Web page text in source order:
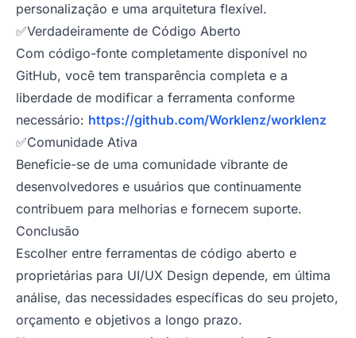
personalização e uma arquitetura flexível.
✅Verdadeiramente de Código Aberto
Com código-fonte completamente disponível no
GitHub, você tem transparência completa e a
liberdade de modificar a ferramenta conforme
necessário: https://github.com/Worklenz/worklenz
✅Comunidade Ativa
Beneficie-se de uma comunidade vibrante de
desenvolvedores e usuários que continuamente
contribuem para melhorias e fornecem suporte.
Conclusão
Escolher entre ferramentas de código aberto e
proprietárias para UI/UX Design depende, em última
análise, das necessidades específicas do seu projeto,
orçamento e objetivos a longo prazo.